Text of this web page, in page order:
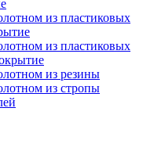
из пластиковых
из пластиковых
из резины
из стропы